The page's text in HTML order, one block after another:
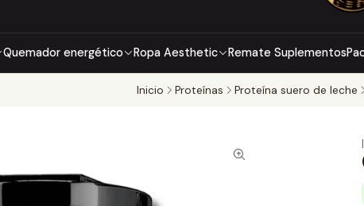
Quemador energético Ropa Aesthetic Remate Suplementos
Inicio Proteínas Proteína suero de leche
|